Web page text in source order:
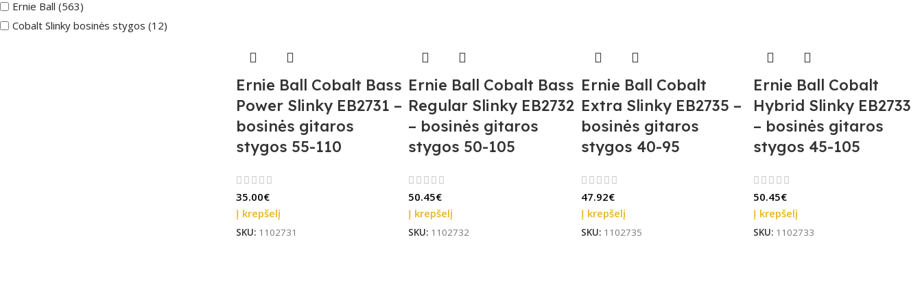
Ernie Ball (563)
Cobalt Slinky bosinės stygos (12)
Ernie Ball Cobalt Bass
Power Slinky EB2731 –
bosinės gitaros
stygos 55-110
35.00€
Į krepšelį
SKU: 1102731
Ernie Ball Cobalt Bass
Regular Slinky EB2732
– bosinės gitaros
stygos 50-105
50.45€
Į krepšelį
SKU: 1102732
Ernie Ball Cobalt
Extra Slinky EB2735 –
bosinės gitaros
stygos 40-95
47.92€
Į krepšelį
SKU: 1102735
Ernie Ball Cobalt
Hybrid Slinky EB2733
– bosinės gitaros
stygos 45-105
50.45€
Į krepšelį
SKU: 1102733